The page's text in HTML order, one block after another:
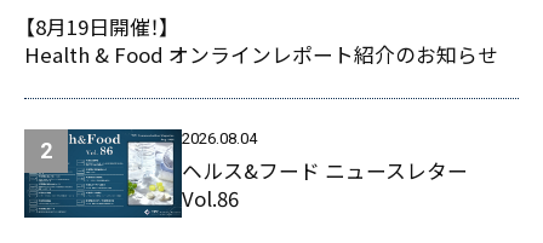
【8月19日開催！】
Health & Food オンラインレポート紹介のお知らせ
2026.08.04
ヘルス&フード ニュースレター
Vol.86